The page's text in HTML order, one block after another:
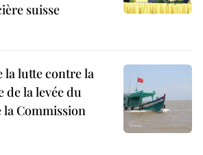
suisse
la lutte contre la
de la levée du
la Commission